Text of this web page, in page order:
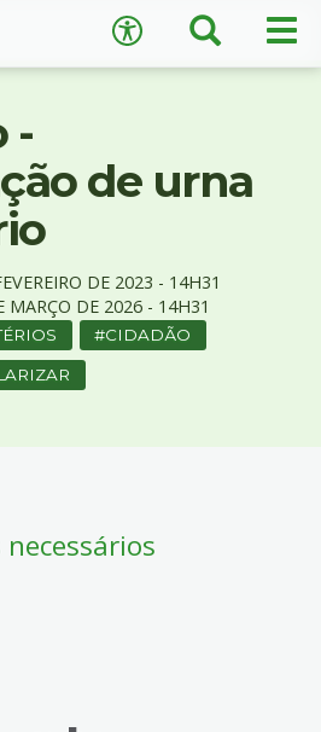
Busca
Acessibilidade ×
-
de urna
DE 2023 - 14H31
MARÇO DE 2026 - 14H31
CIDADÃO